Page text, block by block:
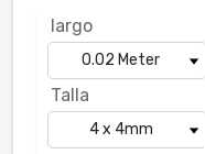
largo
Talla